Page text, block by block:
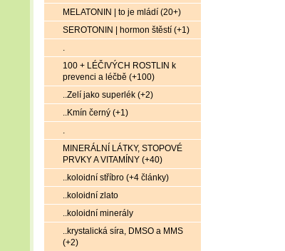
MELATONIN | to je mládí (20+)
SEROTONIN | hormon štěstí (+1)
.
100 + LÉČIVÝCH ROSTLIN k
prevenci a léčbě (+100)
..Zelí jako superlék (+2)
..Kmín černý (+1)
.
MINERÁLNÍ LÁTKY, STOPOVÉ
PRVKY A VITAMÍNY (+40)
..koloidní stříbro (+4 články)
..koloidní zlato
..koloidní minerály
..krystalická síra, DMSO a MMS
(+2)